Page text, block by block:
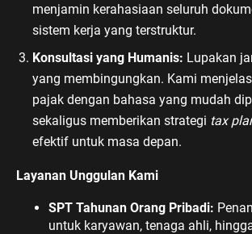
menjamin kerahasiaan seluruh
sistem kerja yang terstruktur.
Konsultasi yang Humanis: Lupakan
yang membingungkan. Kami
pajak dengan bahasa yang mudah
sekaligus memberikan strategi tax
efektif untuk masa depan.
Layanan Unggulan Kami
SPT Tahunan Orang Pribadi:
untuk karyawan, tenaga ahli,